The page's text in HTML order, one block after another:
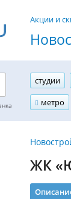
Акции и
студии
метро
ЖК